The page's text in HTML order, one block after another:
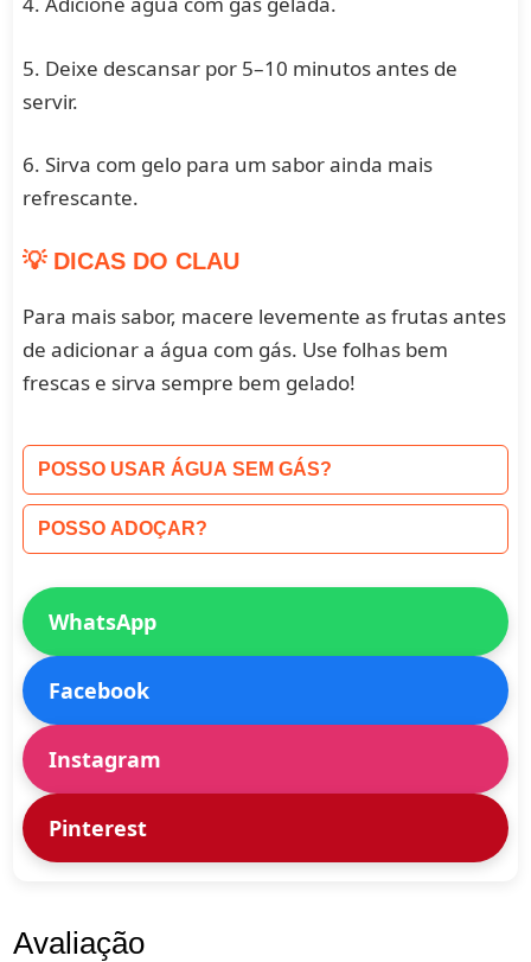
5. Deixe descansar por 5–10 minutos antes de
servir.
6. Sirva com gelo para um sabor ainda mais
refrescante.
💡 DICAS DO CLAU
Para mais sabor, macere levemente as frutas antes
de adicionar a água com gás. Use folhas bem
frescas e sirva sempre bem gelado!
POSSO USAR ÁGUA SEM GÁS?
POSSO ADOÇAR?
WhatsApp
Facebook
Instagram
Pinterest
Avaliação